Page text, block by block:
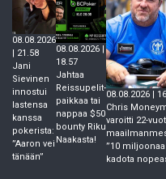
08.08.2026
| 21.58
Jani
Sievinen
innostui
lastensa
kanssa
pokerista:
”Aaron vei
tänään”
08.08.2026 |
18.57
Jahtaa
Reissupelit-
paikkaa tai
nappaa $50
bounty Riku
Naakasta!
08.08.2026 |
Chris
varoitti 22-
”10
kadota